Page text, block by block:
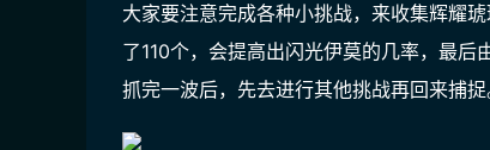
大家要注意完成各种小挑战，来收集辉耀
了110个，会提高出闪光伊莫的几率，最
抓完一波后，先去进行其他挑战再回来捕捉